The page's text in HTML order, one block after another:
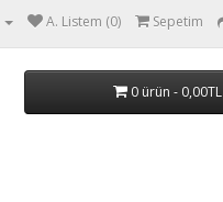
A. Listem (0) Sepetim
0 ürün - 0,00TL